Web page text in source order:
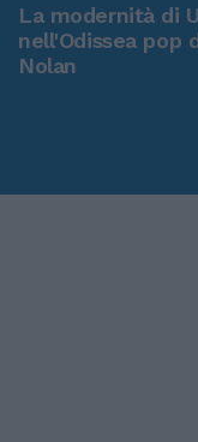
La modernità di
nell'Odissea pop
Nolan